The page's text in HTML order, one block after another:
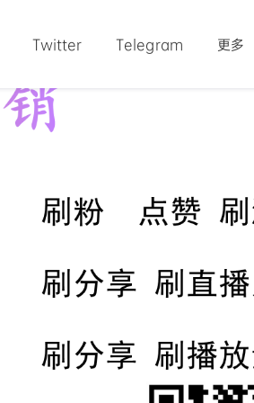
Twitter Telegram 更多